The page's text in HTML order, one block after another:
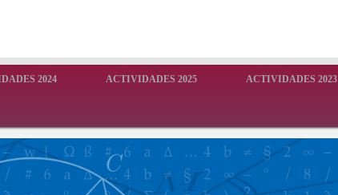
2024 ACTIVIDADES 2025 ACTIVIDADES 2023